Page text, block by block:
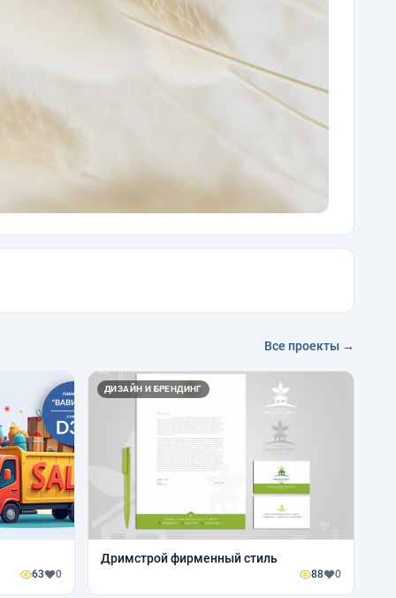
Все проекты →
63 0
ДИЗАЙН И БРЕНДИНГ
Дримстрой фирменный стиль
88 0